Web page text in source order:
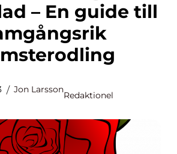
– En guide till
Jon Larsson
Redaktionel